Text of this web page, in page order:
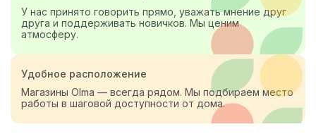
У нас принято говорить прямо, уважать мнение друг
друга и поддерживать новичков. Мы ценим
атмосферу.
Удобное расположение
Магазины Olma — всегда рядом. Мы подбираем место
работы в шаговой доступности от дома.